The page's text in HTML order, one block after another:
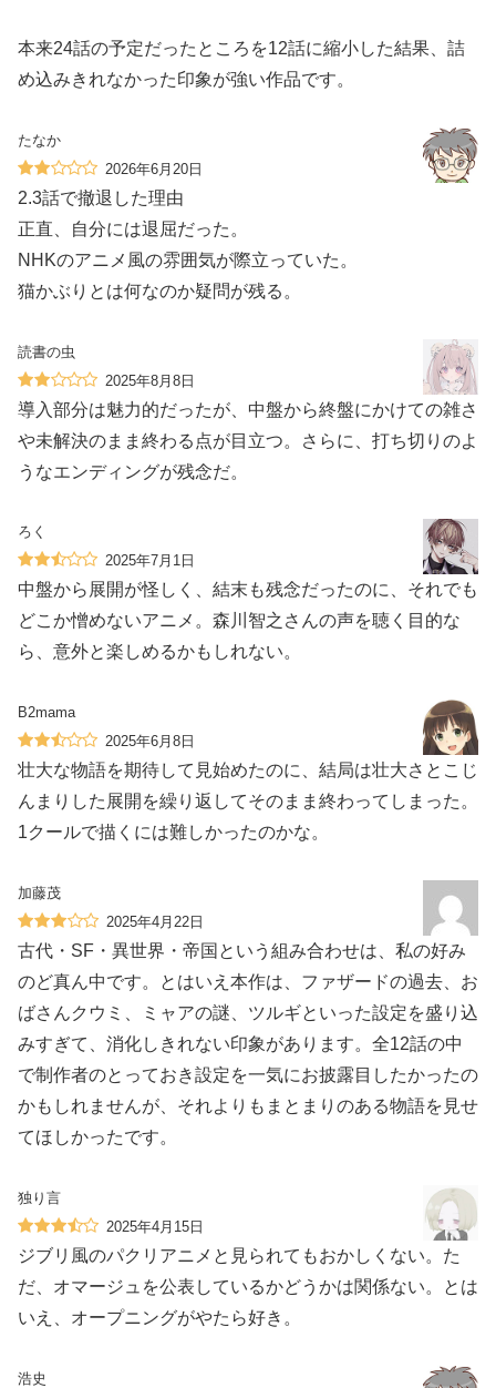
本来24話の予定だったところを12話に縮小した結果、詰
め込みきれなかった印象が強い作品です。
たなか
2026年6月20日
2.3話で撤退した理由
正直、自分には退屈だった。
NHKのアニメ風の雰囲気が際立っていた。
猫かぶりとは何なのか疑問が残る。
読書の虫
2025年8月8日
導入部分は魅力的だったが、中盤から終盤にかけての雑さ
や未解決のまま終わる点が目立つ。さらに、打ち切りのよ
うなエンディングが残念だ。
ろく
2025年7月1日
中盤から展開が怪しく、結末も残念だったのに、それでも
どこか憎めないアニメ。森川智之さんの声を聴く目的な
ら、意外と楽しめるかもしれない。
B2mama
2025年6月8日
壮大な物語を期待して見始めたのに、結局は壮大さとこじ
んまりした展開を繰り返してそのまま終わってしまった。
1クールで描くには難しかったのかな。
加藤茂
2025年4月22日
古代・SF・異世界・帝国という組み合わせは、私の好み
のど真ん中です。とはいえ本作は、ファザードの過去、お
ばさんクウミ、ミャアの謎、ツルギといった設定を盛り込
みすぎて、消化しきれない印象があります。全12話の中
で制作者のとっておき設定を一気にお披露目したかったの
かもしれませんが、それよりもまとまりのある物語を見せ
てほしかったです。
独り言
2025年4月15日
ジブリ風のパクリアニメと見られてもおかしくない。た
だ、オマージュを公表しているかどうかは関係ない。とは
いえ、オープニングがやたら好き。
浩史